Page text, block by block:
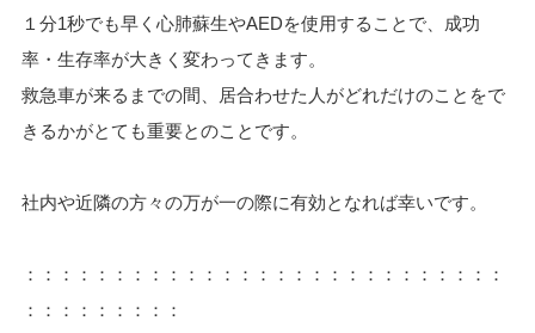
１分1秒でも早く心肺蘇生やAEDを使用することで、成功
率・生存率が大きく変わってきます。
救急車が来るまでの間、居合わせた人がどれだけのことをで
きるかがとても重要とのことです。
社内や近隣の方々の万が一の際に有効となれば幸いです。
：：：：：：：：：：：：：：：：：：：：：：：：：：：
：：：：：：：：：